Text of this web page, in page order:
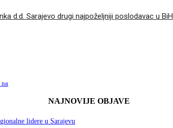
d.d. Sarajevo drugi najpoželjniji poslodavac u
NAJNOVIJE OBJAVE
lidere u Sarajevu